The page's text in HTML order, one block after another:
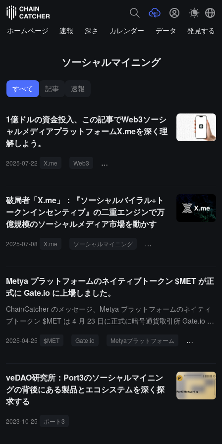
ホームページ 速報 深さ カレンダー データ 発見する
ソーシャルマイニング
すべて 記事 速報
1億ドルの資金投入、この記事でWeb3ソーシ
ャルメディアプラットフォームX.meを深く理
解しよう。
2025-07-22 X.me Web3 ソーシャルメディア
破局者「X.me」：『ソーシャルバイラル+ト
ークンインセンティブ』の二重エンジンで万
億規模のソーシャルメディア市場を動かす
2025-07-08 X.me ソーシャルマイニング ユーザーフロー
Metya プラットフォームのネイティブトークン $MET が正
式に Gate.io に上場しました。
ChainCatcher のメッセージ、Metya プラットフォームのネイティ
ブトークン $MET は 4 月 23 日に正式に暗号通貨取引所 Gate.io に
ォームである Gate.io の今回の上場は、$MET に国際市場への入り
フォームです。プロジェクトは効率的で、リアルかつ安全なデーテ
ィングとソーシャル体験を提供することに取り組んでおり、独自の
ソーシャルマイニングメカニズム（すなわち "ソーシャル即利益" モ
報酬し、Web3 ソーシャルエコシステムの革新と発展を促進しま
2025-04-25 $MET Gate.io Metyaプラットフォーム ソーシャ
veDAO研究所：Port3のソーシャルマイニン
グの背後にある製品とエコシステムを深く探
求する
2023-10-25 ポート3